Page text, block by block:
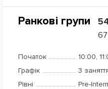
Ранкові групи
Початок
10:00,
Графік
3
Рівні
Pre-